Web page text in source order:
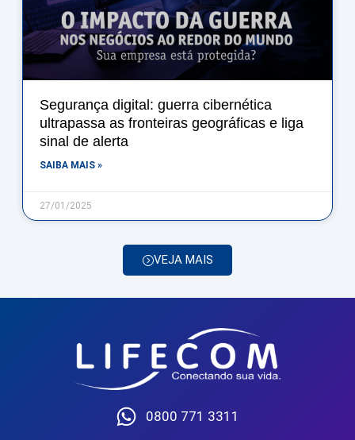
Segurança digital: guerra cibernética
ultrapassa as fronteiras geográficas e liga
sinal de alerta
SAIBA MAIS »
27/01/2025
VEJA MAIS
0800 771 3311